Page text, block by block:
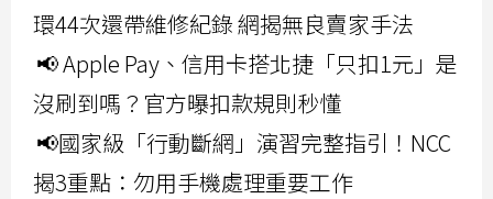
環44次還帶維修紀錄 網揭無良賣家手法
📢 Apple Pay、信用卡搭北捷「只扣1元」是
沒刷到嗎？官方曝扣款規則秒懂
📢國家級「行動斷網」演習完整指引！NCC
揭3重點：勿用手機處理重要工作